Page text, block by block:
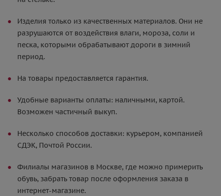
Изделия только из качественных материалов. Они не
разрушаются от воздействия влаги, мороза, соли и
песка, которыми обрабатывают дороги в зимний
период.
На товары предоставляется гарантия.
Удобные варианты оплаты: наличными, картой.
Возможен частичный выкуп.
Несколько способов доставки: курьером, компанией
СДЭК, Почтой России.
Филиалы магазинов в Москве, где можно примерить
обувь, забрать товар после оформления заказа в
интернет-магазине.